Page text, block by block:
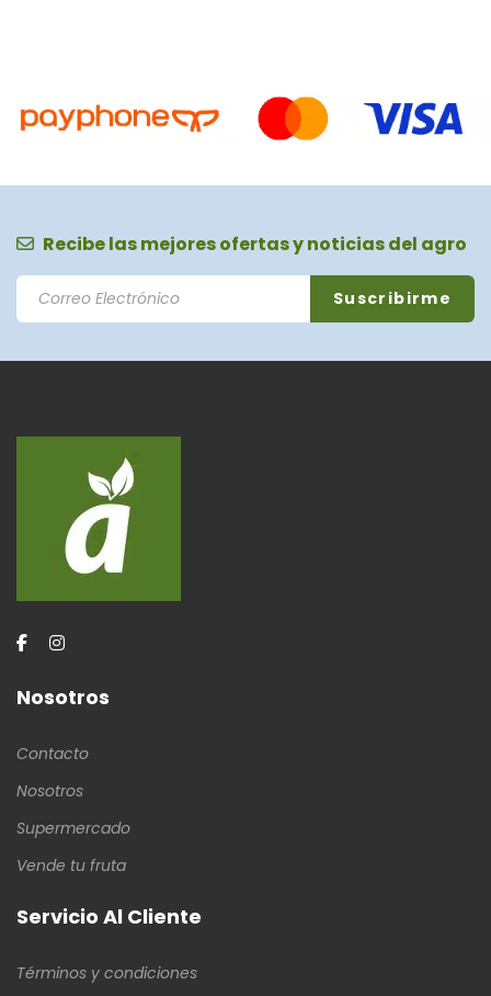
Recibe las mejores ofertas y noticias del agro
Nosotros
Contacto
Nosotros
Supermercado
Vende tu fruta
Servicio Al Cliente
Términos y condiciones